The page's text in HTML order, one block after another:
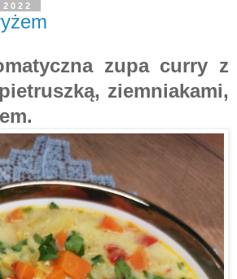
zupa curry z
ziemniakami,